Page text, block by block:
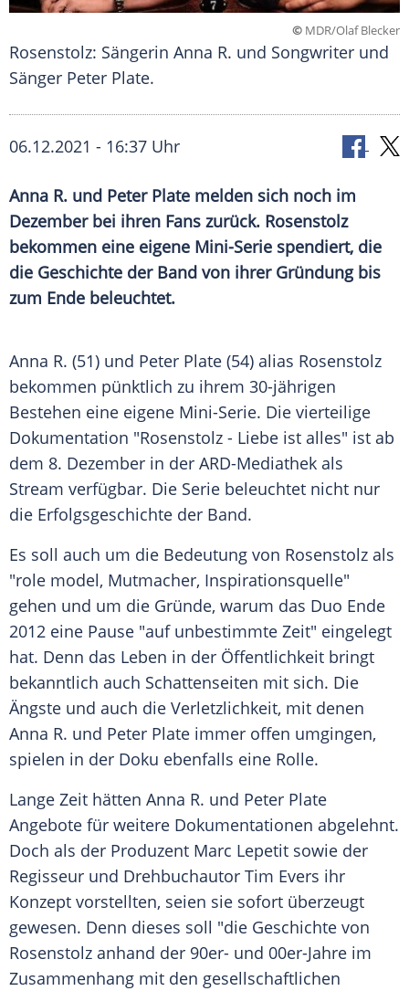
© MDR/Olaf Blecker
Rosenstolz: Sängerin Anna R. und Songwriter und
Sänger Peter Plate.
06.12.2021 - 16:37 Uhr
Anna R. und Peter Plate melden sich noch im
Dezember bei ihren Fans zurück. Rosenstolz
bekommen eine eigene Mini-Serie spendiert, die
die Geschichte der Band von ihrer Gründung bis
zum Ende beleuchtet.
Anna R. (51) und Peter Plate (54) alias Rosenstolz
bekommen pünktlich zu ihrem 30-jährigen
Bestehen eine eigene Mini-Serie. Die vierteilige
Dokumentation "Rosenstolz - Liebe ist alles" ist ab
dem 8. Dezember in der ARD-Mediathek als
Stream verfügbar. Die Serie beleuchtet nicht nur
die Erfolgsgeschichte der Band.
Es soll auch um die Bedeutung von Rosenstolz als
"role model, Mutmacher, Inspirationsquelle"
gehen und um die Gründe, warum das Duo Ende
2012 eine Pause "auf unbestimmte Zeit" eingelegt
hat. Denn das Leben in der Öffentlichkeit bringt
bekanntlich auch Schattenseiten mit sich. Die
Ängste und auch die Verletzlichkeit, mit denen
Anna R. und Peter Plate immer offen umgingen,
spielen in der Doku ebenfalls eine Rolle.
Lange Zeit hätten Anna R. und Peter Plate
Angebote für weitere Dokumentationen abgelehnt.
Doch als der Produzent Marc Lepetit sowie der
Regisseur und Drehbuchautor Tim Evers ihr
Konzept vorstellten, seien sie sofort überzeugt
gewesen. Denn dieses soll "die Geschichte von
Rosenstolz anhand der 90er- und 00er-Jahre im
Zusammenhang mit den gesellschaftlichen